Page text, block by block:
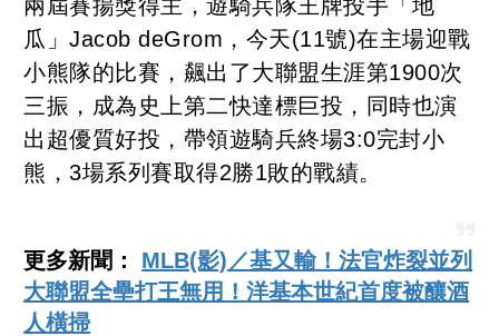
兩屆賽揚獎得主，遊騎兵隊王牌投手「地
瓜」Jacob deGrom，今天(11號)在主場迎戰
小熊隊的比賽，飆出了大聯盟生涯第1900次
三振，成為史上第二快達標巨投，同時也演
出超優質好投，帶領遊騎兵終場3:0完封小
熊，3場系列賽取得2勝1敗的戰績。
更多新聞： MLB(影)／基又輸！法官炸裂並列
大聯盟全壘打王無用！洋基本世紀首度被釀酒
人橫掃